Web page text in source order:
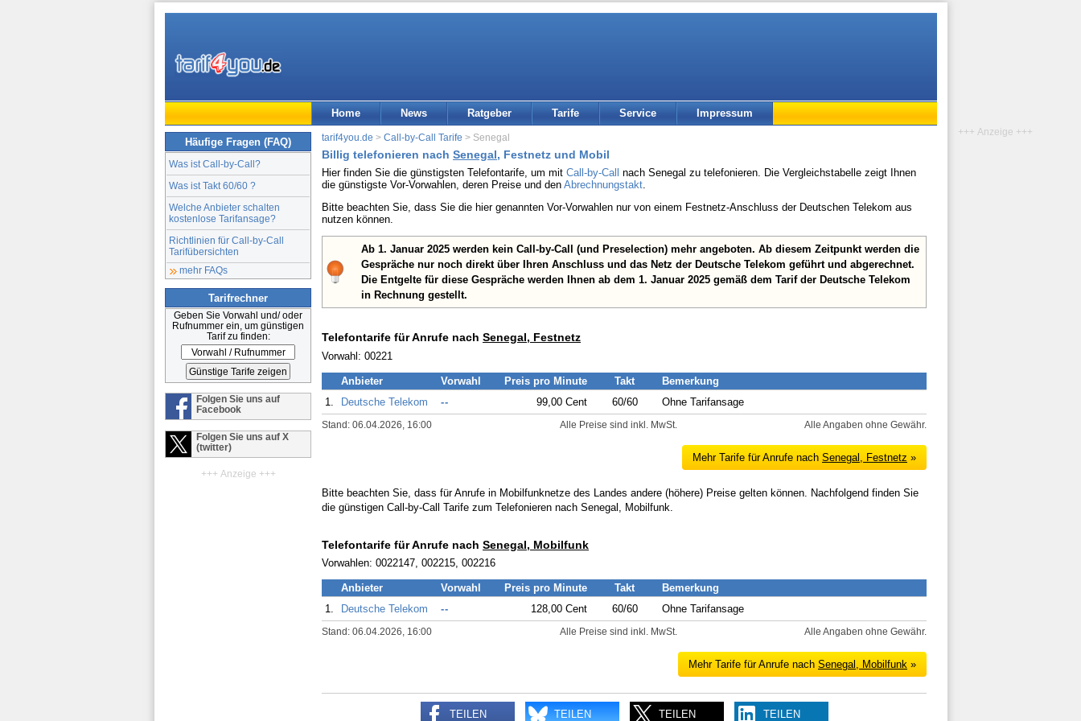
Home News Ratgeber Tarife Service Impressum
Häufige Fragen (FAQ)
Was ist Call-by-Call?
Was ist Takt 60/60 ?
Welche Anbieter schalten
kostenlose Tarifansage?
Richtlinien für Call-by-Call
Tarifübersichten
mehr FAQs
Tarifrechner
Geben Sie Vorwahl und/ oder
Rufnummer ein, um günstigen
Tarif zu finden:
Folgen Sie uns auf
Facebook
Folgen Sie uns auf X
(twitter)
+++ Anzeige +++
tarif4you.de > Call-by-Call Tarife > Senegal
Billig telefonieren nach Senegal, Festnetz und Mobil
Hier finden Sie die günstigsten Telefontarife, um mit Call-by-Call
nach Senegal zu telefonieren. Die Vergleichstabelle zeigt Ihnen
die günstigste Vor-Vorwahlen, deren Preise und den Abrechnungstakt
Bitte beachten Sie, dass Sie die hier genannten Vor-Vorwahlen nur von einem Festnetz-Anschluss der Deutschen Telekom aus
nutzen können.
Ab 1. Januar 2025 werden kein Call-by-Call (und Preselection) mehr angeboten. Ab diesem Zeitpunkt werden die
Gespräche nur noch direkt über Ihren Anschluss und das Netz der Deutsche Telekom geführt und abgerechnet.
Die Entgelte für diese Gespräche werden Ihnen ab dem 1. Januar 2025 gemäß dem Tarif der Deutsche Telekom
in Rechnung gestellt.
Telefontarife für Anrufe nach Senegal, Festnetz
Vorwahl: 00221
Anbieter Vorwahl Preis pro Minute Takt
Bemerkung
1.
Deutsche Telekom -- 99,00 Cent 60/60 Ohne Tarifansage
Stand: 06.04.2026, 16:00 Alle Angaben ohne Gewähr.
Alle Preise sind inkl. MwSt.
Mehr Tarife für Anrufe nach Senegal, Festnetz »
Bitte beachten Sie, dass für Anrufe in Mobilfunknetze des Landes andere (höhere) Preise gelten können. Nachfolgend finden Sie
die günstigen Call-by-Call Tarife zum Telefonieren nach Senegal, Mobilfunk.
Telefontarife für Anrufe nach Senegal, Mobilfunk
Vorwahlen: 0022147, 002215, 002216
Anbieter Vorwahl Preis pro Minute Takt
Bemerkung
1.
Deutsche Telekom -- 128,00 Cent 60/60 Ohne Tarifansage
Stand: 06.04.2026, 16:00 Alle Angaben ohne Gewähr.
Alle Preise sind inkl. MwSt.
Mehr Tarife für Anrufe nach Senegal, Mobilfunk »
TEILEN TEILEN TEILEN TEILEN
+++ Anzeige +++